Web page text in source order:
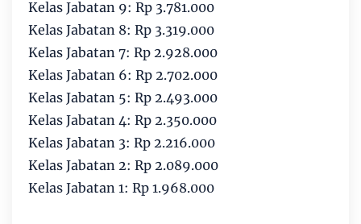
Kelas Jabatan 9: Rp 3.781.000
Kelas Jabatan 8: Rp 3.319.000
Kelas Jabatan 7: Rp 2.928.000
Kelas Jabatan 6: Rp 2.702.000
Kelas Jabatan 5: Rp 2.493.000
Kelas Jabatan 4: Rp 2.350.000
Kelas Jabatan 3: Rp 2.216.000
Kelas Jabatan 2: Rp 2.089.000
Kelas Jabatan 1: Rp 1.968.000